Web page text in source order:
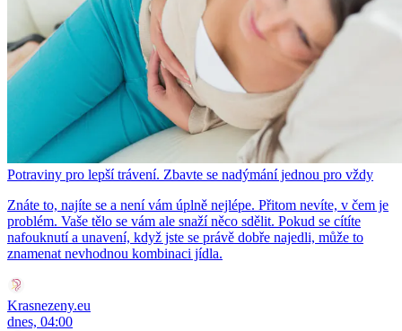
Potraviny pro lepší trávení. Zbavte se nadýmání jednou pro vždy
Znáte to, najíte se a není vám úplně nejlépe. Přitom nevíte, v čem je
problém. Vaše tělo se vám ale snaží něco sdělit. Pokud se cítíte
nafouknutí a unavení, když jste se právě dobře najedli, může to
znamenat nevhodnou kombinaci jídla.
Krasnezeny.eu
dnes, 04:00